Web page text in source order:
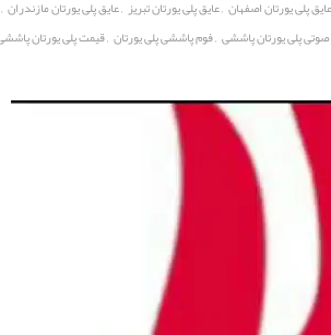
عایق پلی یورتان اصفهان عایق پلی یورتان تبریز عایق پلی یورتان مازندران
پلی یورتان پاششی ,فوم پاششی پلی یورتان ,قیمت پلی یورتان